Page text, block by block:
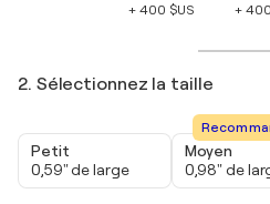
+ 400 $US
+
2. Sélectionnez la taille
Petit
0,59" de large
Moyen
0,98" de